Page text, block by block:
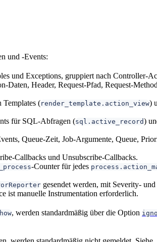
und -Events:
und Exceptions, gruppiert nach Controller-
Daten, Header, Request-Pfad, Request-
Templates (render_template.action_view)
für SQL-Abfragen (sql.active_record)
Queue-Zeit, Job-Argumente, Queue,
Callbacks und Unsubscribe-Callbacks.
-Counter für jedes
gesendet werden, mit Severity- und
ist manuelle Instrumentation erforderlich.
, werden standardmäßig über die Option